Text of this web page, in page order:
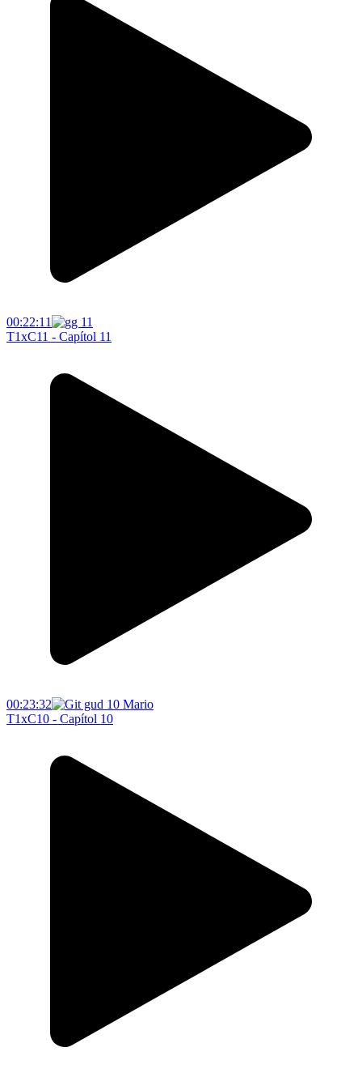
00:22:11
T1xC11 - Capítol 11
00:23:32
T1xC10 - Capítol 10